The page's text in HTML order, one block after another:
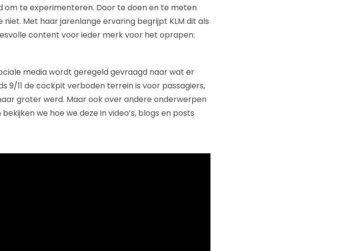
om te experimenteren. Door te doen en te meten
Met haar jarenlange ervaring begrijpt KLM dit als
content voor ieder merk voor het oprapen:
media wordt geregeld gevraagd naar wat er
9/11 de cockpit verboden terrein is voor passagiers,
groter werd. Maar ook over andere onderwerpen
we hoe we deze in video’s, blogs en posts